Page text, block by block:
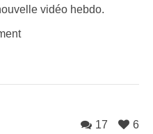
vidéo hebdo.
6
17